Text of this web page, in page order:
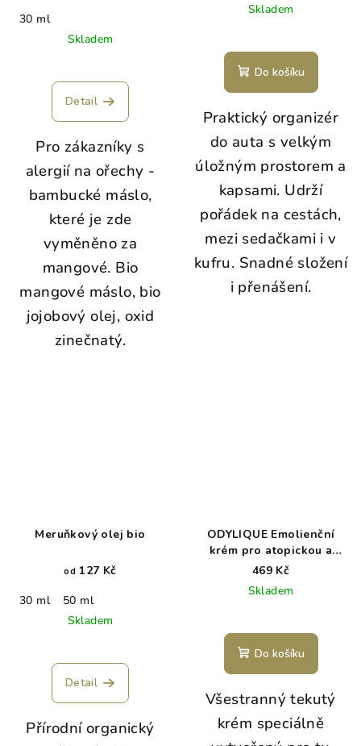
30 ml
Skladem
Detail
Pro zákazníky s
alergií na ořechy -
bambucké máslo,
které je zde
vyměněno za
mangové. Bio
mangové máslo, bio
jojobový olej, oxid
zinečnatý.
Skladem
Do košíku
Praktický organizér
do auta s velkým
úložným prostorem a
kapsami. Udrží
pořádek na cestách,
mezi sedačkami i v
kufru. Snadné složení
i přenášení.
Meruňkový olej bio
od 127 Kč
30 ml
50 ml
Skladem
Detail
Přírodní organický
ODYLIQUE Emolienční
krém pro atopickou a
citlivou pokožku - BABY
REPAIR
469 Kč
Skladem
Do košíku
Všestranný tekutý
krém speciálně